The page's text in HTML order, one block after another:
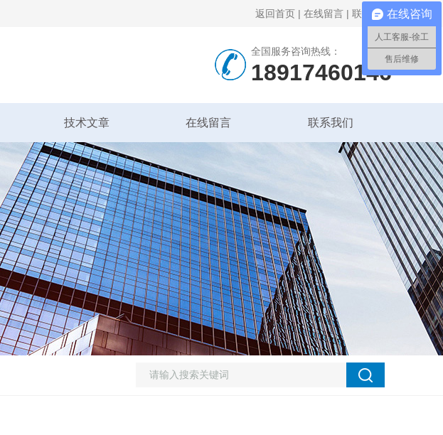
返回首页 | 在线留言 | 联系我们
全国服务咨询热线：
18917460146
技术文章 在线留言 联系我们
在线咨询
人工客服-徐工
售后维修